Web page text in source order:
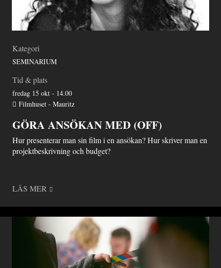
Kategori
SEMINARIUM
Tid & plats
fredag 15 okt - 14.00
Filmhuset - Mauritz
GÖRA ANSÖKAN MED (OFF)
Hur presenterar man sin film i en ansökan? Hur skriver man en
projektbeskrivning och budget?
LÄS MER